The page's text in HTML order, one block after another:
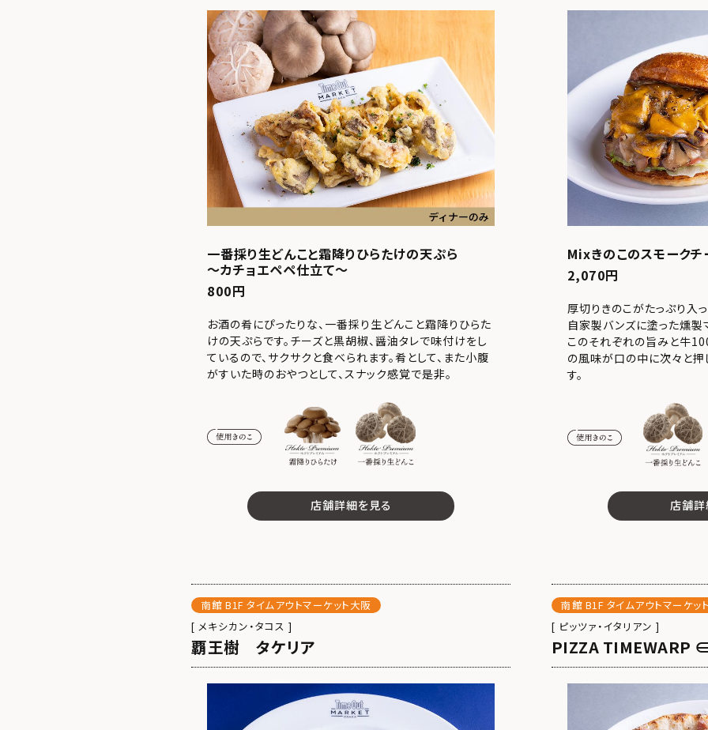
一番採り生どんこと霜降りひらたけの天ぷら
～カチョエペペ仕立て～
800円
お酒の肴にぴったりな、一番採り生どんこと霜降りひらた
けの天ぷらです。チーズと黒胡椒、醤油タレで味付けをし
ているので、サクサクと食べられます。肴として、また小腹
がすいた時のおやつとして、スナック感覚で是非。
店舗詳細を見る
Mixきのこのスモークチ
2,070円
厚切りきのこがたっぷり入
自家製バンズに塗った燻製
このそれぞれの旨みと牛
の風味が口の中に次々と
す。
店舗
南館 B1F タイムアウトマーケット大阪
[ メキシカン・タコス ]
覇王樹 タケリア
南館 B1F タイムアウトマーケッ
[ ピッツァ・イタリアン ]
PIZZA TIMEWARP